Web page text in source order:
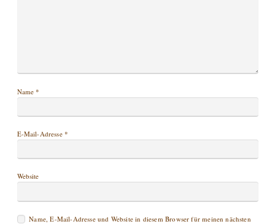
Name*
E-Mail-Adresse*
Website
Name, E-Mail-Adresse und Website in diesem Browser für meinen nächsten